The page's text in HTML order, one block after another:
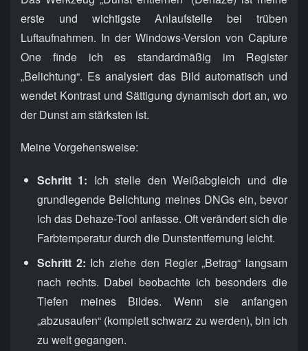
erste und wichtigste Anlaufstelle bei trüben
Luftaufnahmen. In der Windows-Version von Capture
One finde ich es standardmäßig im Register
„Belichtung“. Es analysiert das Bild automatisch und
wendet Kontrast und Sättigung dynamisch dort an, wo
der Dunst am stärksten ist.
Meine Vorgehensweise:
Schritt 1: Ich stelle den Weißabgleich und die
grundlegende Belichtung meines DNGs ein, bevor
ich das Dehaze-Tool anfasse. Oft verändert sich die
Farbtemperatur durch die Dunstentfernung leicht.
Schritt 2: Ich ziehe den Regler „Betrag“ langsam
nach rechts. Dabei beobachte ich besonders die
Tiefen meines Bildes. Wenn sie anfangen
„abzusaufen“ (komplett schwarz zu werden), bin ich
zu weit gegangen.